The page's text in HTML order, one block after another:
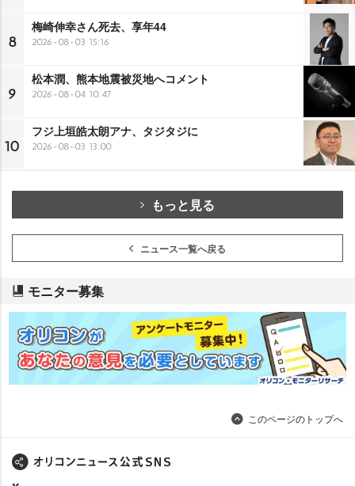
8
梅崎伸幸さん死去、享年44
2026-08-03 15:16
9
松本潤、熊本地震被災地へコメント
2026-08-04 10:47
10
フジ上垣皓太朗アナ、タジタジに
2026-08-03 13:00
もっと見る
ニュース一覧へ戻る
モニター募集
このページのトップへ